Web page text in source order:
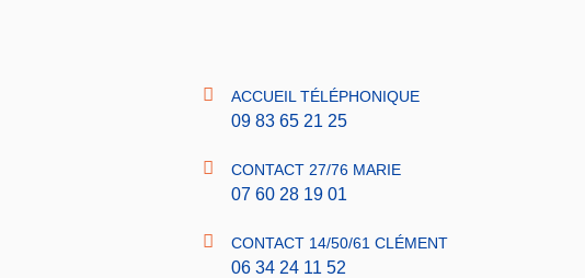
ACCUEIL TÉLÉPHONIQUE
09 83 65 21 25
CONTACT 27/76 MARIE
07 60 28 19 01
CONTACT 14/50/61 CLÉMENT
06 34 24 11 52